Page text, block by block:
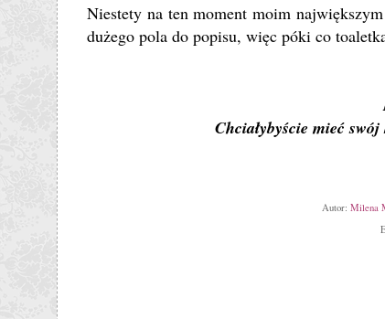
Niestety na ten moment moim
dużego pola do popisu, więc póki co
Chciałybyście mieć
Autor: Milena